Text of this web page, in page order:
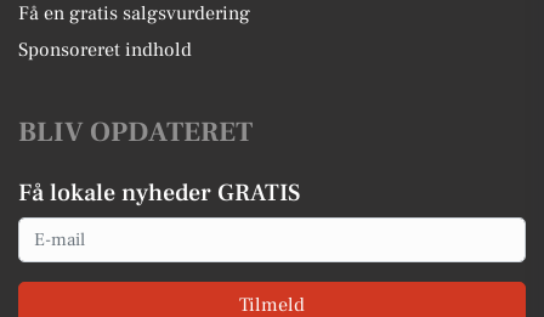
Få en gratis salgsvurdering
Sponsoreret indhold
BLIV OPDATERET
Få lokale nyheder GRATIS
Email
Tilmeld